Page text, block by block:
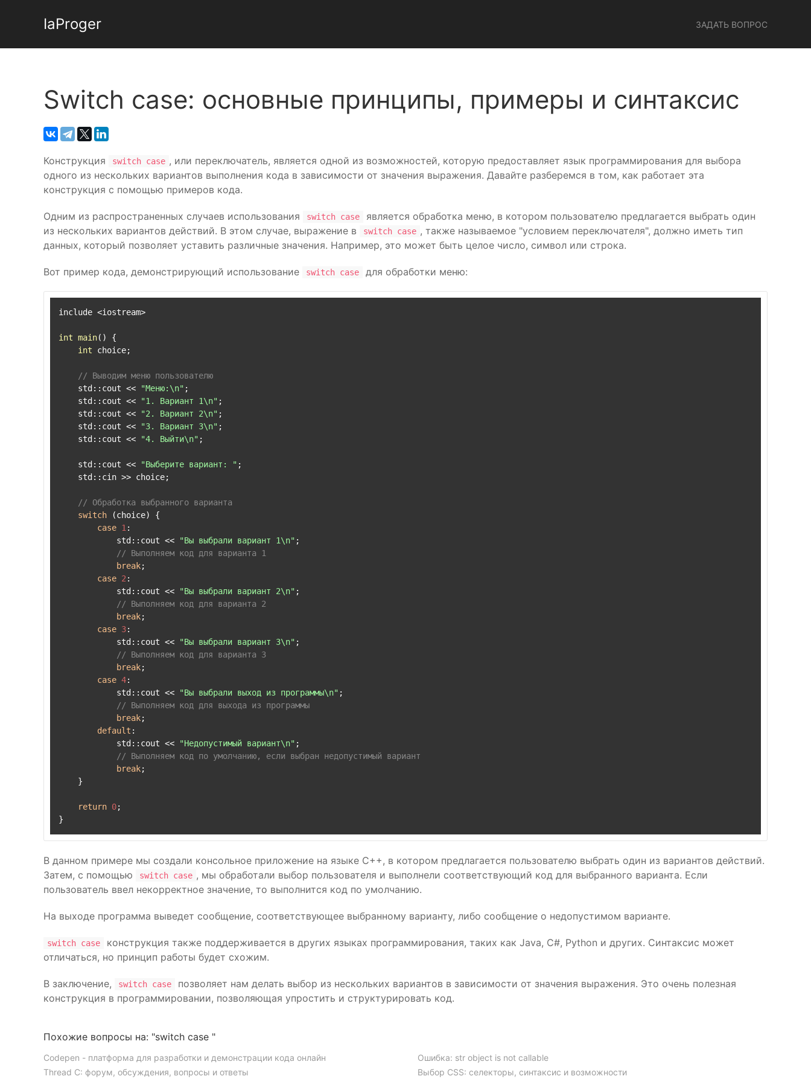
IaProger ЗАДАТЬ ВОПРОС
Switch case: основные принципы, примеры и синтаксис
Конструкция switch case , или переключатель, является одной из возможностей, которую предоставляет язык программирования для выбора
одного из нескольких вариантов выполнения кода в зависимости от значения выражения. Давайте разберемся в том, как работает эта
конструкция с помощью примеров кода.
Одним из распространенных случаев использования switch case
является обработка меню, в котором пользователю предлагается выбрать один
из нескольких вариантов действий. В этом случае, выражение в
switch case , также называемое "условием переключателя", должно иметь тип
данных, который позволяет уставить различные значения. Например, это может быть целое число, символ или строка.
Вот пример кода, демонстрирующий использование switch case для обработки меню:
include <iostream>
int main()
{
int choice;
// Выводим меню пользователю
    std::cout <<
"Меню:\n" ;
    std::cout <<
"1. Вариант 1\n" ;
    std::cout <<
"2. Вариант 2\n" ;
    std::cout <<
"3. Вариант 3\n" ;
    std::cout <<
"4. Выйти\n" ;
    std::cout <<
"Выберите вариант: " ;
    std::cin >> choice;
// Обработка выбранного варианта
switch (choice) {
case 1 :
            std::cout <<
"Вы выбрали вариант 1\n" ;
// Выполняем код для варианта 1
break;
case 2 :
            std::cout <<
"Вы выбрали вариант 2\n" ;
// Выполняем код для варианта 2
break;
case 3:
            std::cout <<
"Вы выбрали вариант 3\n" ;
// Выполняем код для варианта 3
break;
case 4:
            std::cout <<
"Вы выбрали выход из программы\n" ;
// Выполняем код для выхода из программы
break;
default :
            std::cout <<
"Недопустимый вариант\n" ;
// Выполняем код по умолчанию, если выбран недопустимый вариант
break;
    }
return 0;
В данном примере мы создали консольное приложение на языке C++, в котором предлагается пользователю выбрать один из вариантов действий.
Затем, с помощью
switch case , мы обработали выбор пользователя и выполнели соответствующий код для выбранного варианта. Если
пользователь ввел некорректное значение, то выполнится код по умолчанию.
На выходе программа выведет сообщение, соответствующее выбранному варианту, либо сообщение о недопустимом варианте.
switch case
конструкция также поддерживается в других языках программирования, таких как Java, C#, Python и других. Синтаксис может
отличаться, но принцип работы будет схожим.
В заключение, switch case
позволяет нам делать выбор из нескольких вариантов в зависимости от значения выражения. Это очень полезная
конструкция в программировании, позволяющая упростить и структурировать код.
Похожие вопросы на: "switch case "
Codepen - платформа для разработки и демонстрации кода онлайн
Thread C: форум, обсуждения, вопросы и ответы
Ошибка: str object is not callable
Выбор CSS: селекторы, синтаксис и возможности